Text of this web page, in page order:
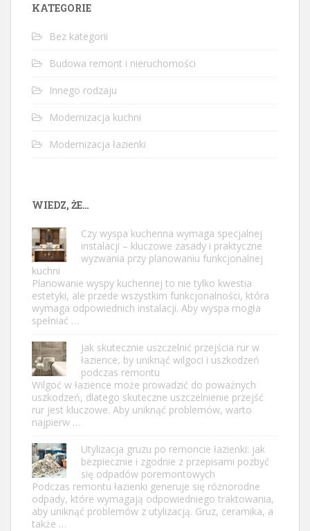
KATEGORIE
Bez kategorii
Budowa remont i nieruchomości
Innego rodzaju
Modernizacja kuchni
Modernizacja łazienki
WIEDZ, ŻE…
Czy wyspa kuchenna wymaga specjalnej
instalacji – kluczowe zasady i praktyczne
wyzwania przy planowaniu funkcjonalnej
kuchni
Planowanie wyspy kuchennej to nie tylko kwestia
estetyki, ale przede wszystkim funkcjonalności, która
wymaga odpowiednich instalacji. Aby wyspa mogła
spełniać …
Jak skutecznie uszczelnić przejścia rur w
łazience, by uniknąć wilgoci i uszkodzeń
podczas remontu
Wilgoć w łazience może prowadzić do poważnych
uszkodzeń, dlatego skuteczne uszczelnienie przejść
rur jest kluczowe. Aby uniknąć problemów, warto
najpierw …
Utylizacja gruzu po remoncie łazienki: jak
bezpiecznie i zgodnie z przepisami pozbyć
się odpadów poremontowych
Podczas remontu łazienki generuje się różnorodne
odpady, które wymagają odpowiedniego traktowania,
aby uniknąć problemów z utylizacją. Gruz, ceramika, a
także …